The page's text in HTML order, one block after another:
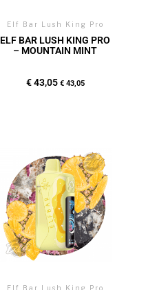
Elf Bar Lush King Pro
ELF BAR LUSH KING PRO
– MOUNTAIN MINT
€43,05 €43,05
Elf Bar Lush King Pro